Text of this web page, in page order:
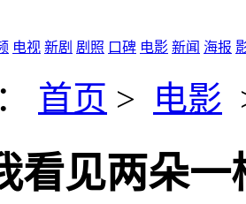
电视 新剧 剧照 口碑 电影 新闻 海报
首页 > 电影
看见两朵